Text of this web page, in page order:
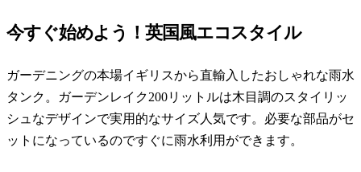
今すぐ始めよう！英国風エコスタイル
ガーデニングの本場イギリスから直輸入したおしゃれな雨水
タンク。ガーデンレイク200リットルは木目調のスタイリッ
シュなデザインで実用的なサイズ人気です。必要な部品がセ
ットになっているのですぐに雨水利用ができます。